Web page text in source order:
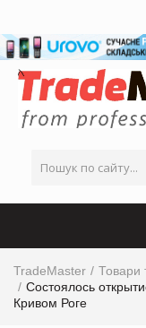
TradeMaster Товари
Состоялось
Кривом Роге